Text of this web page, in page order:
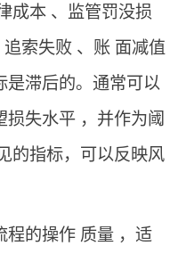
成本 、监管罚没损
索失败 、账 面减值
是滞后的。通常可以
失水平 ，并作为阈
的指标，可以反映风
程的操作 质量 ，适